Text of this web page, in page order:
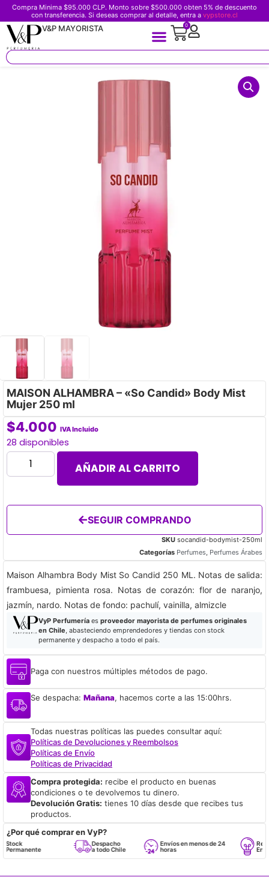
Compra Minima $95.000 CLP. Monto sobre $500.000 obten 5% de descuento
con transferencia. Si deseas comprar al detalle, entra a vypstore.cl
V&P MAYORISTA 0
MAISON ALHAMBRA – «So Candid» Body Mist
Mujer 250 ml
$4.000 IVA Incluido
28 disponibles
AÑADIR AL CARRITO
SEGUIR COMPRANDO
SKU socandid-bodymist-250ml
Categorías Perfumes, Perfumes Árabes
Maison Alhambra Body Mist So Candid 250 ML. Notas de salida:
frambuesa, pimienta rosa. Notas de corazón: flor de naranjo,
jazmín, nardo. Notas de fondo: pachulí, vainilla, almizcle
VyP Perfumeríaes proveedor mayorista de perfumes originales
en Chile, abasteciendo emprendedores y tiendas con stock
permanente y despacho a todo el país.
Paga con nuestros múltiples métodos de pago.
Se despacha: Mañana, hacemos corte a las 15:00hrs.
Todas nuestras políticas las puedes consultar aquí:
Políticas de Devoluciones y Reembolsos
Políticas de Envío
Políticas de Privacidad
Compra protegida: recibe el producto en buenas
condiciones o te devolvemos tu dinero.
Devolución Gratis: tienes 10 días desde que recibes tus
productos.
¿Por qué comprar en VyP?
Despacho
a todo Chile
Envíos en menos de 24
horas